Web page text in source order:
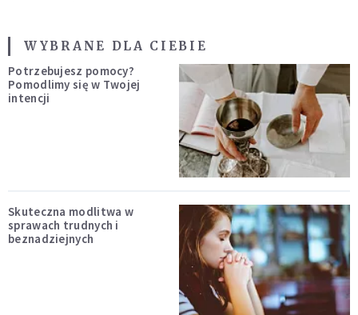
WYBRANE DLA CIEBIE
Potrzebujesz pomocy?
Pomodlimy się w Twojej
intencji
Skuteczna modlitwa w
sprawach trudnych i
beznadziejnych